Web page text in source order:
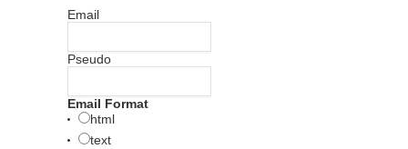
Email
Pseudo
Email Format
html
text